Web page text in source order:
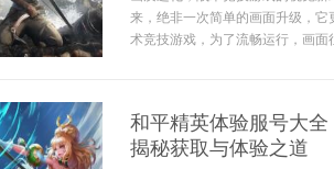
来，绝非一次简单的画面升级，
术竞技游戏，为了流畅运行，画
和平精英体验服号大
揭秘获取与体验之道